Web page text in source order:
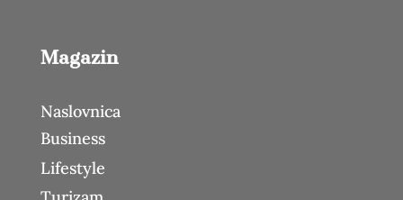
Magazin
Naslovnica
Business
Lifestyle